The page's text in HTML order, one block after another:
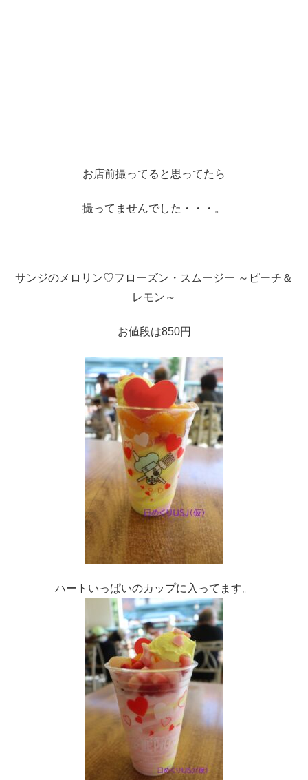
お店前撮ってると思ってたら
撮ってませんでした・・・。
サンジのメロリン♡フローズン・スムージー ～ピーチ＆
レモン～
お値段は850円
ハートいっぱいのカップに入ってます。